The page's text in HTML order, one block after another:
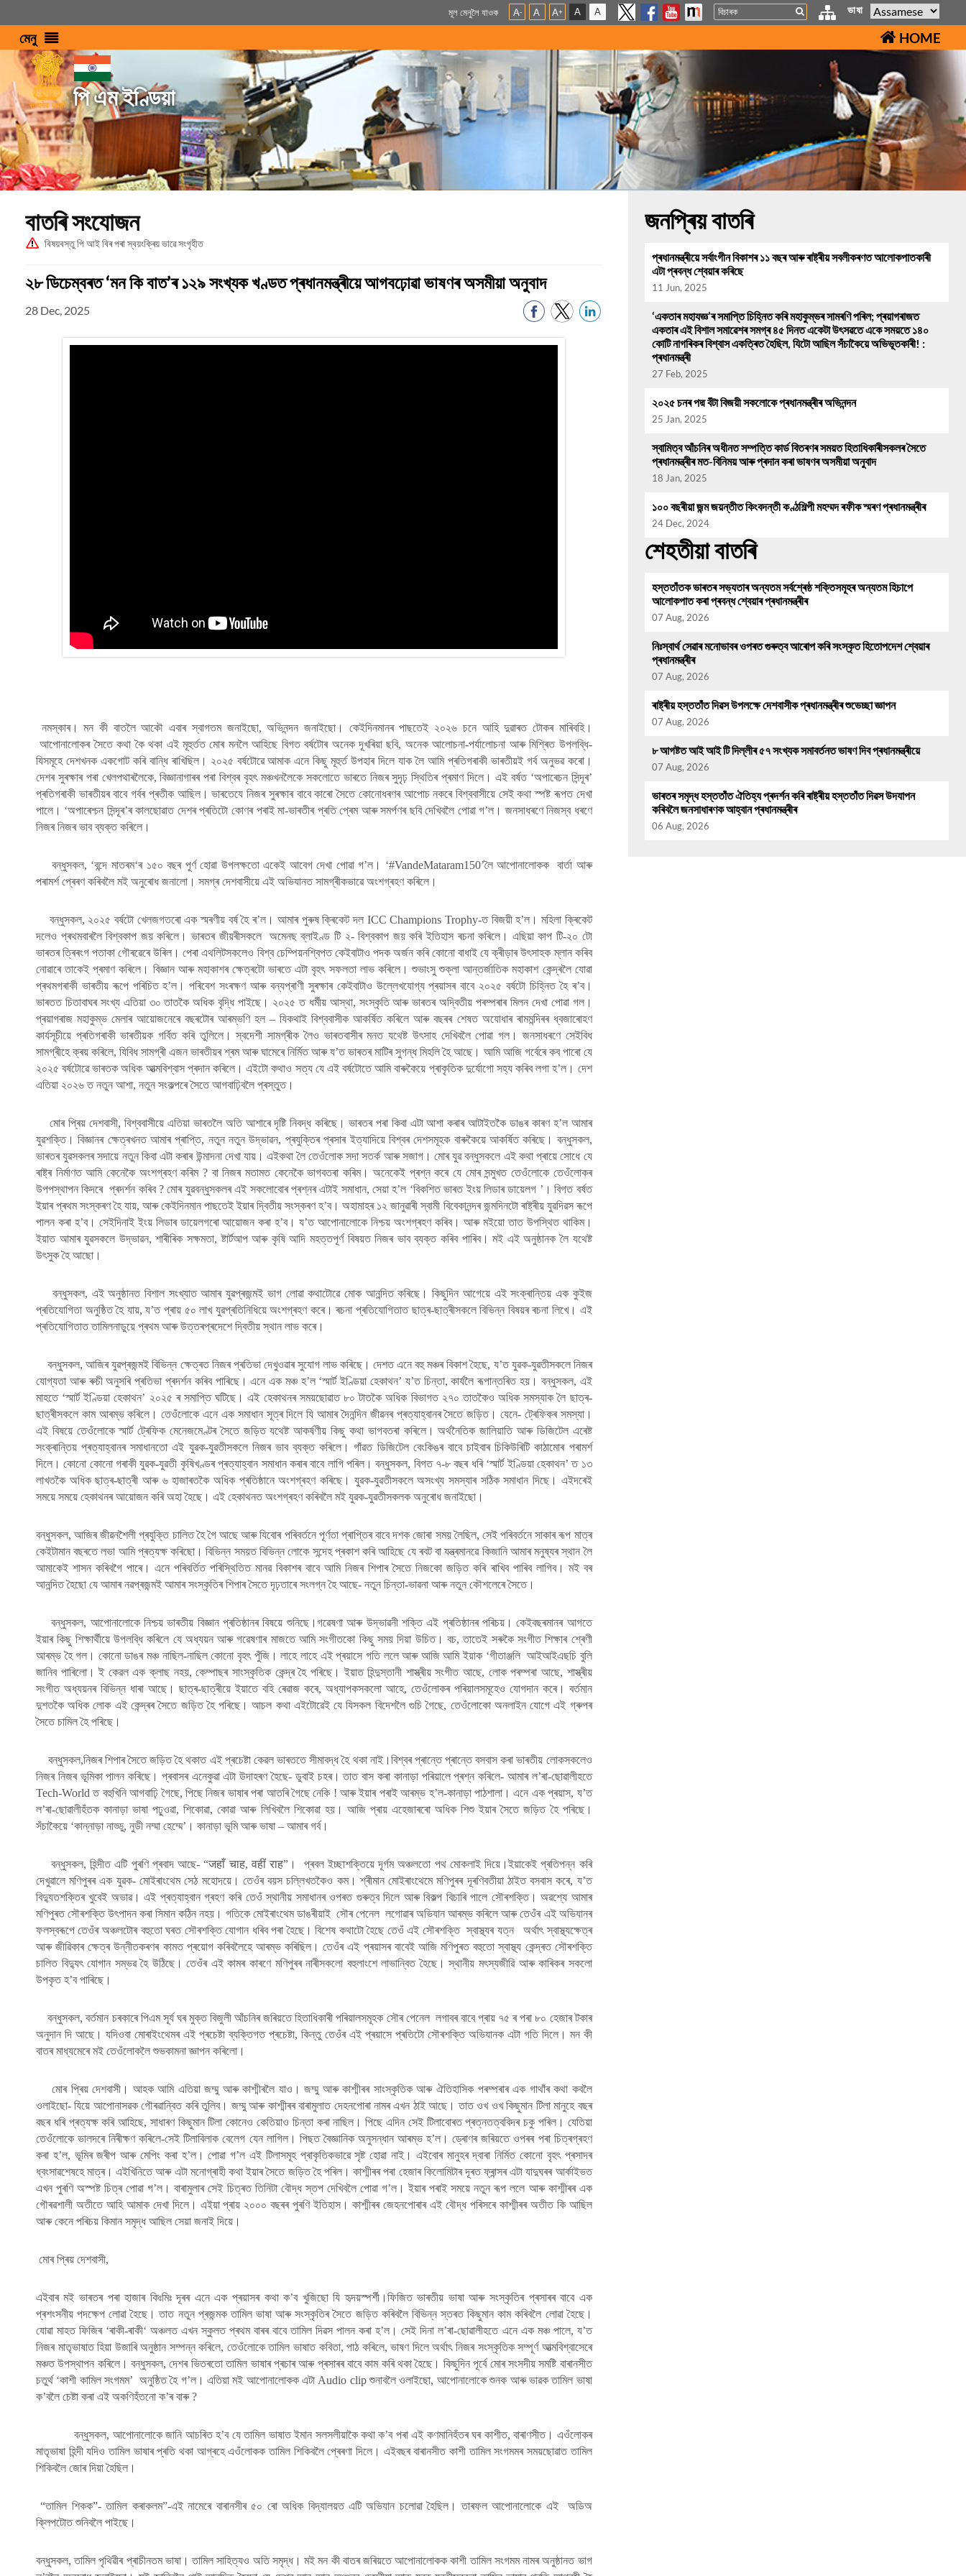
মূল মেনুলৈ যাওক A- A A+ A A Search ভাষা
মেনু HOME
পি এম ইণ্ডিয়া
বাতৰি সংযোজন
বিষয়বস্তু পি আই বিৰ পৰা স্বয়ংক্ৰিয় ভাৱে সংগৃহীত
২৮ ডিচেম্বৰত ‘মন কি বাত’ৰ ১২৯ সংখ্যক খণ্ডত প্ৰধানমন্ত্ৰীয়ে আগবঢ়োৱা ভাষণৰ অসমীয়া অনুবাদ
28 Dec, 2025
নমস্কাৰ। মন কী বাতলৈ আকৌ এবাৰ স্বাগতম জনাইছো, অভিনন্দন জনাইছো। কেইদিনমানৰ পাছতেই ২০২৬ চনে আহি দুৱাৰত টোকৰ মাৰিবহি।
আপোনালোকৰ সৈতে কথা কৈ থকা এই মূহুৰ্তত মোৰ মনলৈ আহিছে বিগত বৰ্ষটোৰ অনেক দূখৰিয়া ছবি, অনেক আলোচনা-পৰ্যালোচনা আৰু মিশ্ৰিত উপলব্ধি-
যিসমূহে দেশখনক একগোট কৰি বান্ধি ৰাখিছিল। ২০২৫ বৰ্ষটোৱে আমাক এনে কিছু মূহুৰ্ত উপহাৰ দিলে যাক লৈ আমি প্ৰতিগৰাকী ভাৰতীয়ই গৰ্ব অনুভৱ কৰো।
দেশৰ সুৰক্ষাৰ পৰা খেলপথাৰলৈকে, বিজ্ঞানাগাৰৰ পৰা বিশ্বৰ বৃহৎ মঞ্চখনলৈকে সকলোতে ভাৰতে নিজৰ সুদৃঢ় স্থিতিৰ প্ৰমাণ দিলে। এই বৰ্ষত ‘অপাৰেচন সিন্দূৰ’
প্ৰতিগৰাকী ভাৰতীয়ৰ বাবে গৰ্বৰ প্ৰতীক আছিল। ভাৰতেযে নিজৰ সুৰক্ষাৰ বাবে কাৰো সৈতে কোনোধৰণৰ আপোচ নকৰে বিশ্ববাসীয়ে সেই কথা স্পষ্ট ৰূপত দেখা
পালে। ‘অপাৰেশ্চন সিন্দূৰ’ৰ কালছোৱাত দেশৰ প্ৰতিটো কোণৰ পৰাই মা-ভাৰতীৰ প্ৰতি প্ৰেম আৰু সমৰ্পণৰ ছবি দেখিবলৈ পোৱা গ’ল। জনসাধৰণে নিজস্ব ধৰণে
নিজৰ নিজৰ ভাব ব্যক্ত কৰিলে।
বন্ধুসকল, ‘বন্দে মাতৰম‘ৰ ১৫০ বছৰ পূৰ্ণ হোৱা উপলক্ষতো একেই আবেগ দেখা পোৱা গ’ল। ‘#VandeMataram150’লৈ আপোনালোকক বাৰ্তা আৰু
পৰামৰ্শ প্ৰেৰণ কৰিবলৈ মই অনুৰোধ জনালো। সমগ্ৰ দেশবাসীয়ে এই অভিযানত সামগ্ৰীকভাৱে অংশগ্ৰহণ কৰিলে।
বন্ধুসকল, ২০২৫ বৰ্ষটো খেলজগতৰো এক স্মৰণীয় বৰ্ষ হৈ ৰ’ল। আমাৰ পুৰুষ ক্ৰিকেট দল ICC Champions Trophy-ত বিজয়ী হ’ল। মহিলা ক্ৰিকেট
দলেও প্ৰথমবাৰলৈ বিশ্বকাপ জয় কৰিলে। ভাৰতৰ জীয়ৰীসকলে অমেনছ ব্লাইণ্ড টি ২- বিশ্বকাপ জয় কৰি ইতিহাস ৰচনা কৰিলে। এছিয়া কাপ টি-২০ টো
ভাৰতৰ ত্ৰিৰংগ পতাকা গৌৰৱেৰে উৰিল। পেৰা এথলিটসকলেও বিশ্ব চেম্পিয়নশ্বিপত কেইবাটাও পদক অৰ্জন কৰি কোনো বাধাই যে ক্ৰীড়াৰ উৎসাহক ম্লান কৰিব
নোৱাৰে তাকেই প্ৰমাণ কৰিলে। বিজ্ঞান আৰু মহাকাশৰ ক্ষেত্ৰটো ভাৰতে এটা বৃহৎ সফলতা লাভ কৰিলে। শুভাংসু শুক্লা আন্তৰ্জাতিক মহাকাশ কেন্দ্ৰলৈ যোৱা
প্ৰথমগৰাকী ভাৰতীয় ৰূপে পৰিচিত হ’ল। পৰিবেশ সংৰক্ষণ আৰু বন্যপ্ৰাণী সুৰক্ষাৰ কেইবাটাও উল্লেখযোগ্য প্ৰয়াসৰ বাবে ২০২৫ বৰ্ষটো চিহ্নিত হৈ ৰ’ব।
ভাৰতত চিতাবাঘৰ সংখ্য এতিয়া ৩০ তাতকৈ অধিক বৃদ্ধি পাইছে। ২০২৫ ত ধৰ্মীয় আস্থা, সংস্কৃতি আৰু ভাৰতৰ অদ্বিতীয় পৰম্পৰাৰ মিলন দেখা পোৱা গল।
প্ৰয়াগৰাজ মহাকুম্ভ মেলাৰ আয়োজনেৰে বছৰটোৰ আৰম্ভণি হল – যিকথাই বিশ্ববাসীক আকৰ্ষিত কৰিলে আৰু বছৰৰ শেষত অযোধাৰ ৰামমন্দিৰৰ ধ্বজাৰোহণ
কাৰ্যসূচীয়ে প্ৰতিগৰাকী ভাৰতীয়ক গৰ্বিত কৰি তুলিলে। স্বদেশী সামগ্ৰীক লৈও ভাৰতবাসীৰ মনত যথেষ্ট উৎসাহ দেখিবলৈ পোৱা গল। জনসাধৰণে সেইবিধ
সামগ্ৰীহে ক্ৰয় কৰিলে, যিবিধ সামগ্ৰী এজন ভাৰতীয়ৰ শ্ৰম আৰু ঘামেৰে নিৰ্মিত আৰু য’ত ভাৰতৰ মাটিৰ সুগন্ধ মিহলি হৈ আছে। আমি আজি গৰ্বেৰে কব পাৰো যে
২০২৫ বৰ্ষটোৱে ভাৰতক অধিক আত্মবিশ্বাস প্ৰদান কৰিলে। এইটো কথাও সত্য যে এই বৰ্ষটোতে আমি বাৰুকৈয়ে প্ৰাকৃতিক দুৰ্যোগো সহ্য কৰিব লগা হ’ল। দেশ
এতিয়া ২০২৬ ত নতুন আশা, নতুন সংকল্পৰে সৈতে আগবাঢ়িবলৈ প্ৰস্তুত।
মোৰ প্ৰিয় দেশবাসী,বিশ্ববাসীয়ে এতিয়া ভাৰতলৈ অতি আশাৰে দৃষ্টি নিবদ্ধ কৰিছে। ভাৰতৰ পৰা কিবা এটা আশা কৰাৰ আটাইতকৈ ডাঙৰ কাৰণ হ’ল আমাৰ
যুৱশক্তি। বিজ্ঞানৰ ক্ষেত্ৰখনত আমাৰ প্ৰাপ্তি, নতুন নতুন উদ্ভাৱন, প্ৰযুক্তিৰ প্ৰসাৰ ইত্যাদিয়ে বিশ্বৰ দেশসমূহক বাৰুকৈয়ে আকৰ্ষিত কৰিছে। বন্ধুসকল,
ভাৰতৰ যুৱসকলৰ সদায়ে নতুন কিবা এটা কৰাৰ উন্মাদনা দেখা যায়। এইকথা লৈ তেওঁলোক সদা সতৰ্ক আৰু সজাগ। মোৰ যুৱ বন্ধুসকলে এই কথা প্ৰায়ে সোধে যে
ৰাষ্ট্ৰ নিৰ্মাণত আমি কেনেকৈ অংশগ্ৰহণ কৰিম ? বা নিজৰ মতামত কেনেকৈ ভাগবতৰা কৰিম। অনেকেই প্ৰশ্ন কৰে যে মোৰ সন্মুখত তেওঁলোকে তেওঁলোকৰ
উপপস্থাপন কিদৰে প্ৰদৰ্শন কৰিব ? মোৰ যুৱবন্ধুসকলৰ এই সকলোবোৰ প্ৰশ্নৰ এটাই সমাধান, সেয়া হ’ল ‘বিকশিত ভাৰত ইংয় লিডাৰ ডায়েলগ ’। বিগত বৰ্ষত
ইয়াৰ প্ৰথম সংস্কৰণ হৈ যায়, আৰু কেইদিনমান পাছতেই ইয়াৰ দ্বিতীয় সংস্কৰণ হ’ব। অহামাহৰ ১২ জানুৱাৰী স্বামী বিবেকানন্দৰ জন্মদিনটো ৰাষ্ট্ৰীয় যুৱদিৱস ৰূপে
পালন কৰা হ’ব। সেইদিনাই ইংয় লিডাৰ ডায়েলগৰো আয়োজন কৰা হ’ব। য’ত আপোনালোকে নিশ্চয় অংশগ্ৰহণ কৰিব। আৰু মইয়ো তাত উপস্থিত থাকিম।
ইয়াত আমাৰ যুৱসকলে উদ্ভাৱন, শাৰীৰিক সক্ষমতা, ষ্টাৰ্টআপ আৰু কৃষি আদি মহত্তপূৰ্ণ বিষয়ত নিজৰ ভাব ব্যক্ত কৰিব পাৰিব। মই এই অনুষ্ঠানক লৈ যথেষ্ট
উৎসুক হৈ আছো।
বন্ধুসকল, এই অনুষ্ঠানত বিশাল সংখ্যাত আমাৰ যুৱপ্ৰজন্মই ভাগ লোৱা কথাটোৱে মোক আনন্দিত কৰিছে। কিছুদিন আগেয়ে এই সংক্ৰান্তিয় এক কুইজ
প্ৰতিযোগিতা অনুষ্ঠিত হৈ যায়, য’ত প্ৰায় ৫০ লাখ যুৱপ্ৰতিনিধিয়ে অংশগ্ৰহণ কৰে। ৰচনা প্ৰতিযোগিতাত ছাত্ৰ-ছাত্ৰীসকলে বিভিন্ন বিষয়ৰ ৰচনা লিখে। এই
প্ৰতিযোগিতাত তামিলনাডুয়ে প্ৰথম আৰু উত্তৰপ্ৰদেশে দ্বিতীয় স্থান লাভ কৰে।
বন্ধুসকল, আজিৰ যুৱপ্ৰজন্মই বিভিন্ন ক্ষেত্ৰত নিজৰ প্ৰতিভা দেখুওৱাৰ সুযোগ লাভ কৰিছে। দেশত এনে বহু মঞ্চৰ বিকাশ হৈছে, য’ত যুৱক-যুৱতীসকলে নিজৰ
যোগ্যতা আৰু ৰুচী অনুসৰি প্ৰতিভা প্ৰদৰ্শন কৰিব পাৰিছে। এনে এক মঞ্চ হ’ল ‘স্মাৰ্ট ইণ্ডিয়া হেকাথন’ য’ত চিন্তা, কাৰ্যলৈ ৰূপান্তৰিত হয়। বন্ধুসকল, এই
মাহতে ‘স্মাৰ্ট ইণ্ডিয়া হেকাথন’ ২০২৫ ৰ সমাপ্তি ঘটিছে। এই হেকাথনৰ সময়ছোৱাত ৮০ টাতকৈ অধিক বিভাগত ২৭০ তাতকৈও অধিক সমস্যাক লৈ ছাত্ৰ-
ছাত্ৰীসকলে কাম আৰম্ভ কৰিলে। তেওঁলোকে এনে এক সমাধান সূত্ৰ দিলে যি আমাৰ দৈনন্দিন জীৱনৰ প্ৰত্যাহ্বানৰ সৈতে জড়িত। যেনে- ট্ৰেফিকৰ সমস্যা।
এই বিষয়ে তেওঁলোকে স্মাৰ্ট ট্ৰেফিক মেনেজমেণ্টৰ সৈতে জড়িত যথেষ্ট আকৰ্ষণীয় কিছু কথা ভাগবতৰা কৰিলে। অৰ্থনৈতিক জালিয়াতি আৰু ডিজিটেল এৰেষ্ট
সংক্ৰান্তিয় প্ৰত্যাহ্বানৰ সমাধানতো এই যুৱক-যুৱতীসকলে নিজৰ ভাব ব্যক্ত কৰিলে। গাঁৱত ডিজিটেল বেংকিঙৰ বাবে চাইবাৰ চিকিউৰিটি কাঠামোৰ পৰামৰ্শ
দিলে। কোনো কোনো গৰাকী যুৱক-যুৱতী কৃষিখণ্ডৰ প্ৰত্যাহ্বান সমাধান কৰাৰ বাবে লাগি পৰিল। বন্ধুসকল, বিগত ৭-৮ বছৰ ধৰি ‘স্মাৰ্ট ইণ্ডিয়া হেকাথন’ ত ১৩
লাখতকৈ অধিক ছাত্ৰ-ছাত্ৰী আৰু ৬ হাজাৰতকৈ অধিক প্ৰতিষ্ঠানে অংশগ্ৰহণ কৰিছে। যুৱক-যুৱতীসকলে অসংখ্য সমস্যাৰ সঠিক সমাধান দিছে। এইদৰেই
সময়ে সময়ে হেকাথনৰ আয়োজন কৰি অহা হৈছে। এই হেকাথনত অংশগ্ৰহণ কৰিবলৈ মই যুৱক-যুৱতীসকলক অনুৰোধ জনাইছো।
বন্ধুসকল,আজিৰ জীৱনশৈলী প্ৰযুক্তি চালিত হৈ গৈ আছে আৰু যিবোৰ পৰিবৰ্তনে পূৰ্ণতা প্ৰাপ্তিৰ বাবে দশক জোৰা সময় লৈছিল, সেই পৰিবৰ্তনে সাকাৰ ৰূপ মাত্ৰ
কেইটামান বছৰতে লভা আমি প্ৰত্যক্ষ কৰিছো। বিভিন্ন সময়ত বিভিন্ন লোকে সন্দেহ প্ৰকাশ কৰি আহিছে যে ৰবট বা যন্ত্ৰমানৱে কিজানি আমাৰ মনুষ্যৰ স্থান লৈ
আমাকেই শাসন কৰিবগৈ পাৰে। এনে পৰিবৰ্তিত পৰিস্থিতিত মানৱ বিকাশৰ বাবে আমি নিজৰ শিপাৰ সৈতে নিজকো জড়িত কৰি ৰাখিব পাৰিব লাগিব। মই বৰ
আনন্দিত হৈছো যে আমাৰ নৱপ্ৰজন্মই আমাৰ সংস্কৃতিৰ শিপাৰ সৈতে দৃঢ়তাৰে সংলগ্ন হৈ আছে- নতুন চিন্তা-ভাৱনা আৰু নতুন কৌশলেৰে সৈতে।
বন্ধুসকল, আপোনালোকে নিশ্চয় ভাৰতীয় বিজ্ঞান প্ৰতিষ্ঠানৰ বিষয়ে শুনিছে।গৱেষণা আৰু উদ্ভাৱনী শক্তি এই প্ৰতিষ্ঠানৰ পৰিচয়। কেইবছৰমানৰ আগতে
ইয়াৰ কিছু শিক্ষাৰ্থীয়ে উপলব্ধি কৰিলে যে অধ্যয়ন আৰু গৱেষণাৰ মাজতে আমি সংগীতকো কিছু সময় দিয়া উচিত। বচ, তাতেই সৰুকৈ সংগীত শিক্ষাৰ শ্ৰেণী
আৰম্ভ হৈ গল। কোনো ডাঙৰ মঞ্চ নাছিল-নাছিল কোনো বৃহৎ পুঁজি। লাহে লাহে এই প্ৰয়াসে গতি ললে আৰু আজি আমি ইয়াক ‘গীতাঞ্জলি আইআইএছচি বুলি
জানিব পাৰিলো। ই কেৱল এক ক্লাছ নহয়, কেম্পাছৰ সাংস্কৃতিক কেন্দ্ৰ হৈ পৰিছে। ইয়াত হিন্দুস্তানী শাস্ত্ৰীয় সংগীত আছে, লোক পৰম্পৰা আছে, শাস্ত্ৰীয়
সংগীত অধ্যয়নৰ বিভিন্ন ধাৰা আছে। ছাত্ৰ-ছাত্ৰীয়ে ইয়াতে বহি ৰেৱাজ কৰে, অধ্যাপকসকলো আহে, তেওঁলোকৰ পৰিয়ালসমূহেও যোগদান কৰে। বৰ্তমান
দুশতকৈ অধিক লোক এই কেন্দ্ৰৰ সৈতে জড়িত হৈ পৰিছে। আচল কথা এইটোৱেই যে যিসকল বিদেশলৈ গুচি গৈছে, তেওঁলোকো অনলাইন যোগে এই গ্ৰুপৰ
সৈতে চামিল হৈ পৰিছে।
বন্ধুসকল,নিজৰ শিপাৰ সৈতে জড়িত হৈ থকাত এই প্ৰচেষ্টা কেৱল ভাৰততে সীমাবদ্ধ হৈ থকা নাই।বিশ্বৰ প্ৰান্তে প্ৰান্তে বসবাস কৰা ভাৰতীয় লোকসকলেও
নিজৰ নিজৰ ভূমিকা পালন কৰিছে। প্ৰবাসৰ এনেকুৱা এটা উদাহৰণ হৈছে- ডুবাই চহৰ। তাত বাস কৰা কানাড়া পৰিয়ালে প্ৰশ্ন কৰিলে- আমাৰ ল’ৰা-ছোৱালীহতে
Tech-World ত বহুখিনি আগবাঢ়ি গৈছে, পিছে নিজৰ ভাষাৰ পৰা আতৰি গৈছে নেকি ! আৰু ইয়াৰ পৰাই আৰম্ভ হ’ল-কানাড়া পাঠশালা। এনে এক প্ৰয়াস, য’ত
ল’ৰা-ছোৱালীহঁতক কানাড়া ভাষা পঢ়ুওৱা, শিকোৱা, কোৱা আৰু লিখিবলৈ শিকোৱা হয়। আজি প্ৰায় এহেজাৰৰো অধিক শিশু ইয়াৰ সৈতে জড়িত হৈ পৰিছে।
সঁচাকৈয়ে ‘কান্নাড়া নাড্ডু, নুডী নম্মা হেম্মে’। কানাড়া ভূমি আৰু ভাষা – আমাৰ গৰ্ব।
বন্ধুসকল, হিন্দীত এটি পুৰণি প্ৰবাদ আছে- “जहाँ चाह, वहीं राह”। প্ৰবল ইচ্ছাশক্তিয়ে দূৰ্গম অঞ্চলতো পথ মোকলাই দিয়ে।ইয়াকেই প্ৰতিপন্ন কৰি
দেখুৱালে মণিপুৰৰ এক যুৱক- মোইৰাংথেম সেঠ মহোদয়ে। তেওঁৰ বয়স চল্লিখতকৈও কম। শ্ৰীমান মোইৰাংথেমে মণিপুৰৰ দূৰণিবতীয়া ঠাইত বসবাস কৰে, য’ত
বিদ্যুতশক্তিৰ খুবেই অভাৱ। এই প্ৰত্যাহ্বান গ্ৰহণ কৰি তেওঁ স্থানীয় সমাধানৰ ওপৰত গুৰুত্ব দিলে আৰু বিকল্প বিচাৰি পালে সৌৰশক্তি। অৱশ্যে আমাৰ
মণিপুৰত সৌৰশক্তি উৎপাদন কৰা সিমান কঠিন নহয়। গতিকে মোইৰাংথেম ডাঙৰীয়াই সৌৰ পেনেল লগোৱাৰ অভিযান আৰম্ভ কৰিলে আৰু তেওঁৰ এই অভিযানৰ
ফলস্বৰূপে তেওঁৰ অঞ্চলটোৰ বহুতো ঘৰত সৌৰশক্তি যোগান ধৰিব পৰা হৈছে। বিশেষ কথাটো হৈছে তেওঁ এই সৌৰশক্তি স্বাস্থ্যৰ যত্ন অৰ্থাৎ স্বাস্থ্যক্ষেত্ৰ
আৰু জীৱিকাৰ ক্ষেত্ৰ উন্নীতকৰণৰ কামত প্ৰয়োগ কৰিবলৈহে আৰম্ভ কৰিছিল। তেওঁৰ এই প্ৰয়াসৰ বাবেই আজি মণিপুৰত বহুতো স্বাস্থ্য কেন্দ্ৰত সৌৰশক্তি
চালিত বিদ্যুৎ যোগান সম্ভৱ হৈ উঠিছে। তেওঁৰ এই কামৰ কাৰণে মণিপুৰৰ নাৰীসকলো বহুলাংশে লাভান্বিত হৈছে। স্থানীয় মৎস্যজীৱি আৰু কাৰিকৰ সকলো
উপকৃত হ’ব পাৰিছে।
বন্ধুসকল, বৰ্তমান চৰকাৰে পিএম সূৰ্য ঘৰ মুক্ত বিজুলী আঁচনিৰ জৰিয়তে হিতাধিকাৰী পৰিয়ালসমূহক সৌৰ পেনেল লগাবৰ বাবে প্ৰায় ৭৫ ৰ পৰা ৮০ হেজাৰ টকাৰ
অনুদান দি আছে। যদিওবা মোৰাইংথেমৰ এই প্ৰচেষ্টা ব্যক্তিগত প্ৰচেষ্টা, কিন্তু তেওঁৰ এই প্ৰয়াসে প্ৰতিটো সৌৰশক্তি অভিযানক এটা গতি দিলে। মন কী
বাতৰ মাধ্যমেৰে মই তেওঁলোকলৈ শুভকামনা জ্ঞাপন কৰিলো।
মোৰ প্ৰিয় দেশবাসী। আহক আমি এতিয়া জম্মু আৰু কাশ্মীৰলৈ যাও। জম্মু আৰু কাশ্মীৰৰ সাংস্কৃতিক আৰু ঐতিহাসিক পৰম্পৰাৰ এক গাথাঁৰ কথা কবলৈ
ওলাইছো- যিয়ে আপোনাসৱক গৌৰৱান্বিত কৰি তুলিব। জম্মু আৰু কাশ্মীৰৰ বাৰামুলাত দেহনপোৰা নামৰ এখন ঠাই আছে। তাত ওখ ওখ কিছুমান টিলা মানুহে বছৰ
বছৰ ধৰি প্ৰত্যক্ষ কৰি আহিছে, সাধাৰণ কিছুমান টিলা কোনেও কেতিয়াও চিন্তা কৰা নাছিল। পিছে এদিন সেই টিলাবোৰত প্ৰত্নতত্ববিদৰ চকু পৰিল। যেতিয়া
তেওঁলোকে ভালদৰে নিৰীক্ষণ কৰিলে-সেই টিলাবিলাক বেলেগ যেন লাগিল। পিছত বৈজ্ঞানিক অনুসন্ধান আৰম্ভ হ’ল। ড্ৰোণৰ জৰিয়তে ওপৰৰ পৰা চিত্ৰগ্ৰহণ
কৰা হ’ল, ভূমিৰ জৰীপ আৰু মেপিং কৰা হ’ল। পোৱা গ’ল এই টিলাসমূহ প্ৰাকৃতিকভাৱে সৃষ্ট হোৱা নাই। এইবোৰ মানুহৰ দ্বাৰা নিৰ্মিত কোনো বৃহৎ প্ৰসাদৰ
ধ্বংসাৱশেষহে মাত্ৰ। এইখিনিতে আৰু এটা মনোগ্ৰাহী কথা ইয়াৰ সৈতে জড়িত হৈ পৰিল। কাশ্মীৰৰ পৰা হেজাৰ কিলোমিটাৰ দূৰত ফ্ৰান্সৰ এটা যাদুঘৰৰ আৰ্কাইভত
এখন পুৰণি অস্পষ্ট চিত্ৰ পোৱা গ’ল। বাৰামুলাৰ সেই চিত্ৰত তিনিটা বৌদ্ধ স্তপ দেখিবলৈ পোৱা গ’ল। ইয়াৰ পৰাই সময়ে নতুন ৰূপ ললে আৰু কাশ্মীৰৰ এক
গৌৰৱশালী অতীতে আহি আমাক দেখা দিলে। এইয়া প্ৰায় ২০০০ বছৰৰ পুৰণি ইতিহাস। কাশ্মীৰৰ জেহনপোৰাৰ এই বৌদ্ধ পৰিসৰে কাশ্মীৰৰ অতীত কি আছিল
আৰু কেনে পৰিচয় কিমান সমৃদ্ধ আছিল সেয়া জনাই দিয়ে।
মোৰ প্ৰিয় দেশবাসী,
এইবাৰ মই ভাৰতৰ পৰা হাজাৰ কিঃমিঃ দূৰৰ এনে এক প্ৰয়াসৰ কথা ক’ব খুজিছো যি হৃদয়স্পৰ্শী।ফিজিত ভাৰতীয় ভাষা আৰু সংস্কৃতিৰ প্ৰসাৰৰ বাবে এক
প্ৰশংসনীয় পদক্ষেপ লোৱা হৈছে। তাত নতুন প্ৰজন্মক তামিল ভাষা আৰু সংস্কৃতিৰ সৈতে জড়িত কৰিবলৈ বিভিন্ন স্তৰত কিছুমান কাম কৰিবলৈ লোৱা হৈছে।
যোৱা মাহত ফিজিৰ ‘ৰাকী-ৰাকী‘ অঞ্চলত এখন স্কুলত প্ৰথম বাৰৰ বাবে তামিল দিৱস পালন কৰা হ’ল। সেই দিনা ল’ৰা-ছোৱালীহতে এনে এক মঞ্চ পালে, য’ত
নিজৰ মাতৃভাষাত হিয়া উজাৰি অনুষ্ঠান সম্পন্ন কৰিলে, তেওঁলোকে তামিল ভাষাত কবিতা, পাঠ কৰিলে, ভাষণ দিলে অৰ্থাৎ নিজৰ সংস্কৃতিক সম্পূৰ্ণ আত্মবিশ্বাসেৰে
মঞ্চত উপস্থাপন কৰিলে। বন্ধুসকল, দেশৰ ভিতৰতো তামিল ভাষাৰ প্ৰচাৰ আৰু প্ৰসাৰৰ বাবে কাম কৰি থকা হৈছে। কিছুদিন পূৰ্বে মোৰ সংসদীয় সমষ্টি বাৰানসীত
চতুৰ্থ ‘কাশী কামিল সংগমম’ অনুষ্ঠিত হৈ গ’ল। এতিয়া মই আপোনালোকক এটা Audio clip শুনাবলৈ ওলাইছো, আপোনালোকে শুনক আৰু ভাৱক তামিল ভাষা
ক’বলৈ চেষ্টা কৰা এই অকণিহঁতনো ক’ৰ বাৰু ?
বন্ধুসকল, আপোনালোকে জানি আচৰিত হ’ব যে তামিল ভাষাত ইমান সলসলীয়াকৈ কথা ক’ব পৰা এই কণমানিহঁতৰ ঘৰ কাশীত, বাৰাণসীত। এওঁলোকৰ
মাতৃভাষা হিন্দী যদিও তামিল ভাষাৰ প্ৰতি থকা আগ্ৰহে এওঁলোকক তামিল শিকিবলৈ প্ৰেৰণা দিলে। এইবছৰ বাৰানসীত কাশী তামিল সংগমমৰ সময়ছোৱাত তামিল
শিকিবলৈ জোৰ দিয়া হৈছিল।
“তামিল শিকক”- তামিল কৰাকলম”-এই নামেৰে বাৰানসীৰ ৫০ ৰো অধিক বিদ্যালয়ত এটি অভিযান চলোৱা হৈছিল। তাৰফল আপোনালোকে এই অডিঅ
ক্লিপটোত শুনিবলৈ পাইছে।
বন্ধুসকল, তামিল পৃথিৱীৰ প্ৰাচীনতম ভাষা। তামিল সাহিত্যও অতি সমৃদ্ধ। মই মন কী বাতৰ জৰিয়তে আপোনালোকক কাশী তামিল সংগমম নামৰ অনুষ্ঠানত ভাগ
জনপ্ৰিয় বাতৰি
প্ৰধানমন্ত্ৰীয়ে সৰ্বাংগীন বিকাশৰ ১১ বছৰ আৰু ৰাষ্ট্ৰীয় সবলীকৰণত আলোকপাতকাৰী
এটা প্ৰবন্ধ শ্বেয়াৰ কৰিছে
11 Jun, 2025
‘একতাৰ মহাযজ্ঞ’ৰ সমাপ্তি চিহ্নিত কৰি মহাকুম্ভৰ সামৰণি পৰিল; প্ৰয়াগৰাজত
একতাৰ এই বিশাল সমাৱেশৰ সমগ্ৰ ৪৫ দিনত একেটা উৎসৱতে একে সময়তে ১৪০
কোটি নাগৰিকৰ বিশ্বাস একত্ৰিত হৈছিল, যিটো আছিল সঁচাকৈয়ে অভিভূতকাৰী! :
প্ৰধানমন্ত্ৰী
27 Feb, 2025
২০২৫ চনৰ পদ্ম বঁটা বিজয়ী সকলোকে প্ৰধানমন্ত্ৰীৰ অভিনন্দন
25 Jan, 2025
স্বামিত্ব আঁচনিৰ অধীনত সম্পত্তি কাৰ্ড বিতৰণৰ সময়ত হিতাধিকাৰীসকলৰ সৈতে
প্ৰধানমন্ত্ৰীৰ মত-বিনিময় আৰু প্ৰদান কৰা ভাষণৰ অসমীয়া অনুবাদ
18 Jan, 2025
১০০ বছৰীয়া জন্ম জয়ন্তীত কিংবদন্তী কণ্ঠশিল্পী মহম্মদ ৰফীক স্মৰণ প্ৰধানমন্ত্ৰীৰ
24 Dec, 2024
শেহতীয়া বাতৰি
হস্ততাঁতক ভাৰতৰ সভ্যতাৰ অন্যতম সৰ্বশ্ৰেষ্ঠ শক্তিসমূহৰ অন্যতম হিচাপে
আলোকপাত কৰা প্ৰবন্ধ শ্বেয়াৰ প্ৰধানমন্ত্ৰীৰ
07 Aug, 2026
নিঃস্বাৰ্থ সেৱাৰ মনোভাবৰ ওপৰত গুৰুত্ব আৰোপ কৰি সংস্কৃত হিতোপদেশ শ্বেয়াৰ
প্ৰধানমন্ত্ৰীৰ
07 Aug, 2026
ৰাষ্ট্ৰীয় হস্ততাঁত দিৱস উপলক্ষে দেশবাসীক প্ৰধানমন্ত্ৰীৰ শুভেচ্ছা জ্ঞাপন
07 Aug, 2026
৮ আগষ্টত আই আই টি দিল্লীৰ ৫৭ সংখ্যক সমাবৰ্তনত ভাষণ দিব প্ৰধানমন্ত্ৰীয়ে
07 Aug, 2026
ভাৰতৰ সমৃদ্ধ হস্ততাঁত ঐতিহ্য প্ৰদৰ্শন কৰি ৰাষ্ট্ৰীয় হস্ততাঁত দিৱস উদযাপন
কৰিবলৈ জনসাধাৰণক আহ্বান প্ৰধানমন্ত্ৰীৰ
06 Aug, 2026